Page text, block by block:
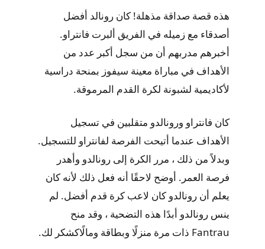
هذه قصة صداقة مذهلة! كان رونالد أفضل
أصدقاء مع زميله في الفريق ألبرت فانتراو.
أخبرهم مدربهم أن من سجل أكبر عدد من
الأهداف في مباراة معينة سيفوز بمنحة دراسية
لأكاديمية لشبونة لكرة القدم المرموقة.
كان فانتراو ورونالدو متقلبين في تسجيل
الأهداف عندما أتيحت الفرصة لفانتراو للتسجيل.
وبدلاً من ذلك ، مرر الكرة إلى رونالدو وأهدر
فرصة العمر. أوضح لاحقًا أنه فعل ذلك لأنه كان
يعلم أن رونالدو كان لاعب كرة قدم أفضل. لم
ينس رونالدو أبدًا هذه التضحية ، وقد منح
Fantrau ذات مرة منزلًا وبطاقة ومالًاكشكر لك.